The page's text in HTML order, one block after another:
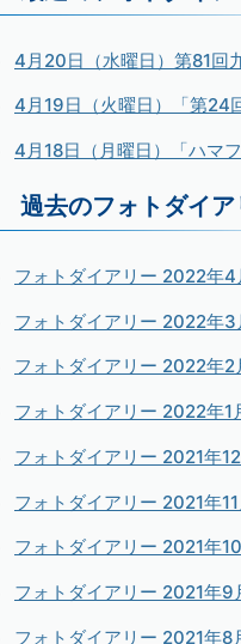
4月20日（水曜日）第81回
4月19日（火曜日）「第24
4月18日（月曜日）「ハマ
過去のフォトダイア
フォトダイアリー 2022年4
フォトダイアリー 2022年3
フォトダイアリー 2022年2
フォトダイアリー 2022年1
フォトダイアリー 2021年
フォトダイアリー 2021年11
フォトダイアリー 2021年
フォトダイアリー 2021年9
フォトダイアリー 2021年8